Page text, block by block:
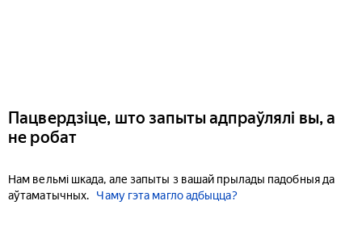
Пацвердзіце, што запыты адпраўлялі вы, а
не робат
Нам вельмі шкада, але запыты з вашай прылады падобныя да
аўтаматычных.
Чаму гэта магло адбыцца?